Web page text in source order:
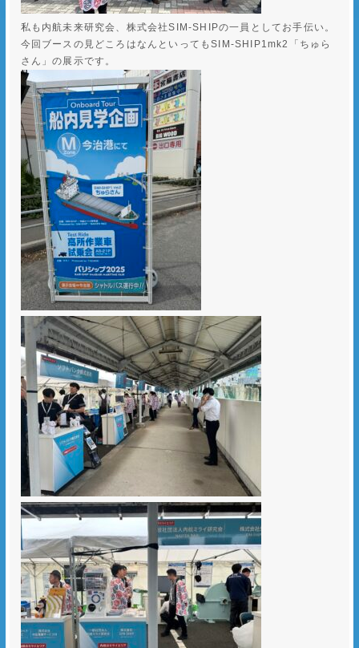
私も内航未来研究会、株式会社SIM-SHIPの一員としてお手伝い。
今回ブースの見どころはなんといってもSIM-SHIP1mk2「ちゅら
さん」の展示です。